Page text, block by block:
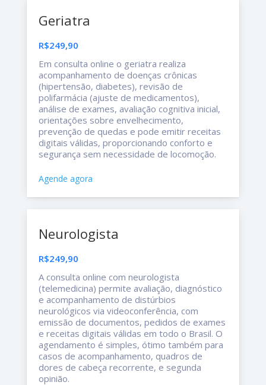
Geriatra
R$249,90
Em consulta online o geriatra realiza
acompanhamento de doenças crônicas
(hipertensão, diabetes), revisão de
polifarmácia (ajuste de medicamentos),
análise de exames, avaliação cognitiva inicial,
orientações sobre envelhecimento,
prevenção de quedas e pode emitir receitas
digitais válidas, proporcionando conforto e
segurança sem necessidade de locomoção.
Agende agora
Neurologista
R$249,90
A consulta online com neurologista
(telemedicina) permite avaliação, diagnóstico
e acompanhamento de distúrbios
neurológicos via videoconferência, com
emissão de documentos, pedidos de exames
e receitas digitais válidas em todo o Brasil. O
agendamento é simples, ótimo também para
casos de acompanhamento, quadros de
dores de cabeça recorrente, e segunda
opinião.